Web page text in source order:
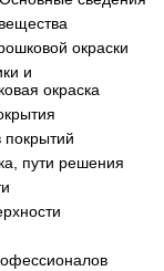
окраски
и
окраска
пути решения